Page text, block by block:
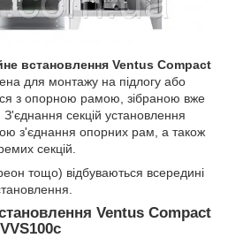
встановлення Ventus Compact
для монтажу на підлогу або
з опорною рамою, зібраною вже
З'єднання секцій установлення
з'єднання опорних рам, а також
секцій.
тощо) відбуваються всередині
Ventus Compact
VVS100c